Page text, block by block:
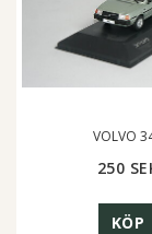
VOLVO
250
KÖP